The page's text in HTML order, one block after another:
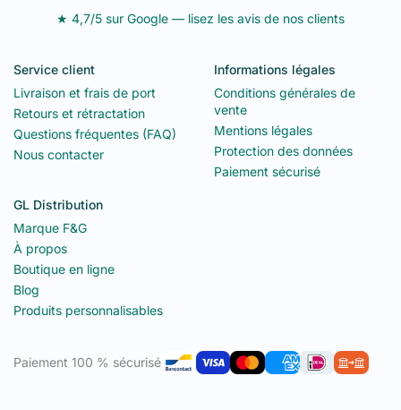
★ 4,7/5 sur Google — lisez les avis de nos clients
Service client
Livraison et frais de port
Retours et rétractation
Questions fréquentes (FAQ)
Nous contacter
Informations légales
Conditions générales de
vente
Mentions légales
Protection des données
Paiement sécurisé
GL Distribution
Marque F&G
À propos
Boutique en ligne
Blog
Produits personnalisables
Paiement 100 % sécurisé